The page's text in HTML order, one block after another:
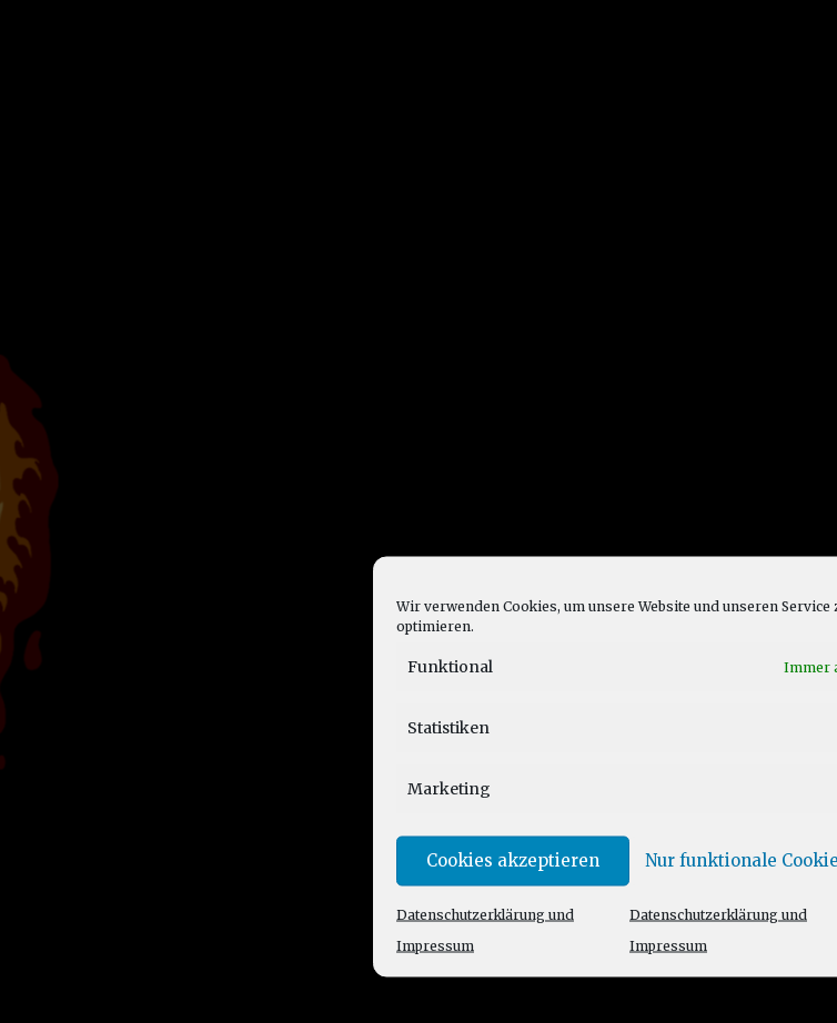
Wir verwenden Cookies, um unsere Website und unseren Service
optimieren.
Funktional Immer
Statistiken
Marketing
Cookies akzeptieren Nur funktionale
Datenschutzerklärung und
Impressum
Datenschutzerklärung und
Impressum